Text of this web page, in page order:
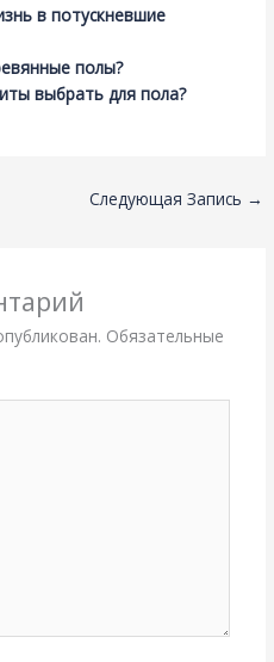
в потускневшие
полы?
выбрать для пола?
Следующая Запись →
Обязательные